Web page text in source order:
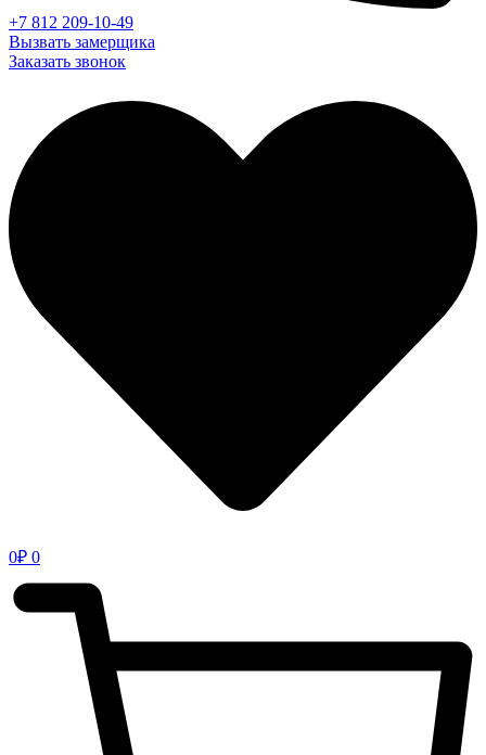
+7 812 209-10-49
Вызвать замерщика
Заказать звонок
0₽ 0